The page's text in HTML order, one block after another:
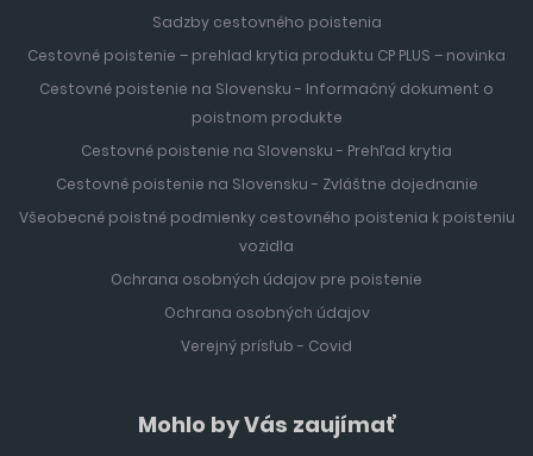
Sadzby cestovného poistenia
Cestovné poistenie – prehlad krytia produktu CP PLUS – novinka
Cestovné poistenie na Slovensku - Informačný dokument o
poistnom produkte
Cestovné poistenie na Slovensku - Prehľad krytia
Cestovné poistenie na Slovensku - Zvláštne dojednanie
Všeobecné poistné podmienky cestovného poistenia k poisteniu
vozidla
Ochrana osobných údajov pre poistenie
Ochrana osobných údajov
Verejný prísľub - Covid
Mohlo by Vás zaujímať